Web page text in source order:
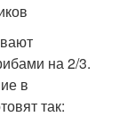
на 2/3.
в
так: